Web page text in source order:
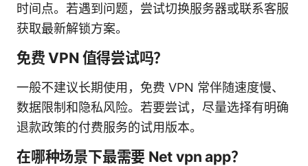
时间点。若遇到问题，尝试切换服务器或联系客服
获取最新解锁方案。
免费 VPN 值得尝试吗？
一般不建议长期使用，免费 VPN 常伴随速度慢、
数据限制和隐私风险。若要尝试，尽量选择有明确
退款政策的付费服务的试用版本。
在哪种场景下最需要 Net vpn app？